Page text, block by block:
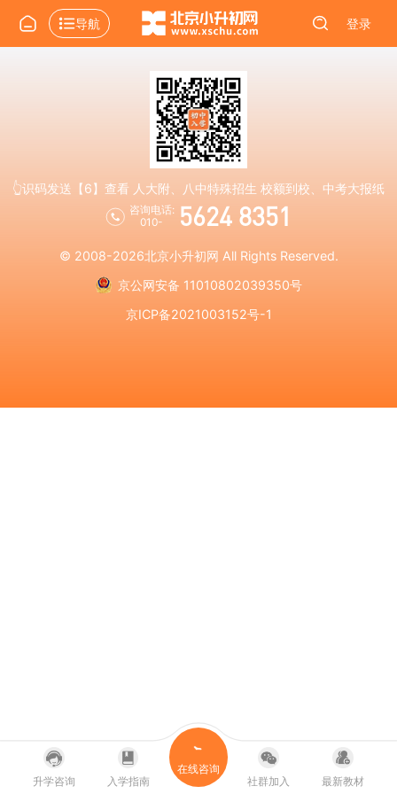
导航 登录
👆识码发送【6】查看 人大附、八中特殊招生 校额到校、中考大报纸
咨询电话:
010-
5624 8351
© 2008-2026北京小升初网 All Rights Reserved.
京公网安备 11010802039350号
京ICP备2021003152号-1
升学咨询 入学指南
在线咨询
社群加入
最新教材